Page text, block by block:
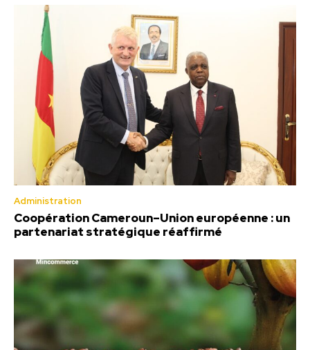
Administration
Coopération Cameroun–Union européenne : un
partenariat stratégique réaffirmé